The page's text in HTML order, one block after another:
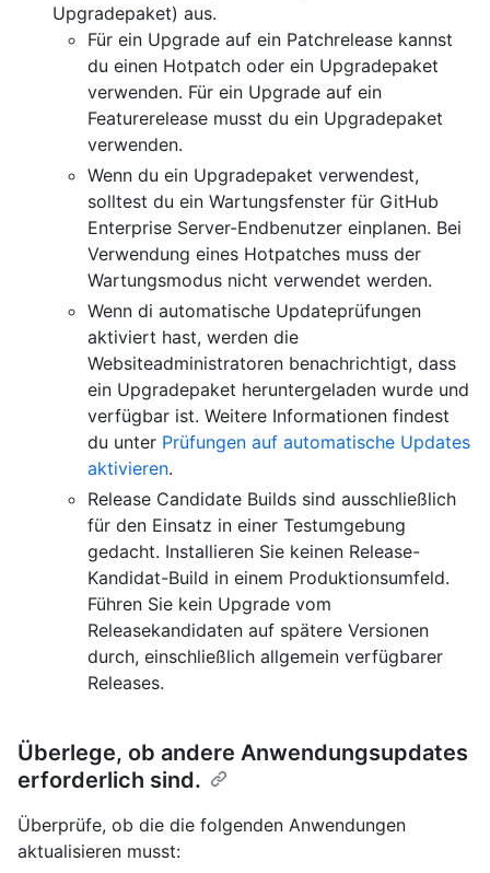
Upgradepaket) aus.
Für ein Upgrade auf ein Patchrelease kannst
du einen Hotpatch oder ein Upgradepaket
verwenden. Für ein Upgrade auf ein
Featurerelease musst du ein Upgradepaket
verwenden.
Wenn du ein Upgradepaket verwendest,
solltest du ein Wartungsfenster für GitHub
Enterprise Server-Endbenutzer einplanen. Bei
Verwendung eines Hotpatches muss der
Wartungsmodus nicht verwendet werden.
Wenn di automatische Updateprüfungen
aktiviert hast, werden die
Websiteadministratoren benachrichtigt, dass
ein Upgradepaket heruntergeladen wurde und
verfügbar ist. Weitere Informationen findest
du unter Prüfungen auf automatische Updates
aktivieren.
Release Candidate Builds sind ausschließlich
für den Einsatz in einer Testumgebung
gedacht. Installieren Sie keinen Release-
Kandidat-Build in einem Produktionsumfeld.
Führen Sie kein Upgrade vom
Releasekandidaten auf spätere Versionen
durch, einschließlich allgemein verfügbarer
Releases.
Überlege, ob andere Anwendungsupdates
erforderlich sind.
Überprüfe, ob die die folgenden Anwendungen
aktualisieren musst: